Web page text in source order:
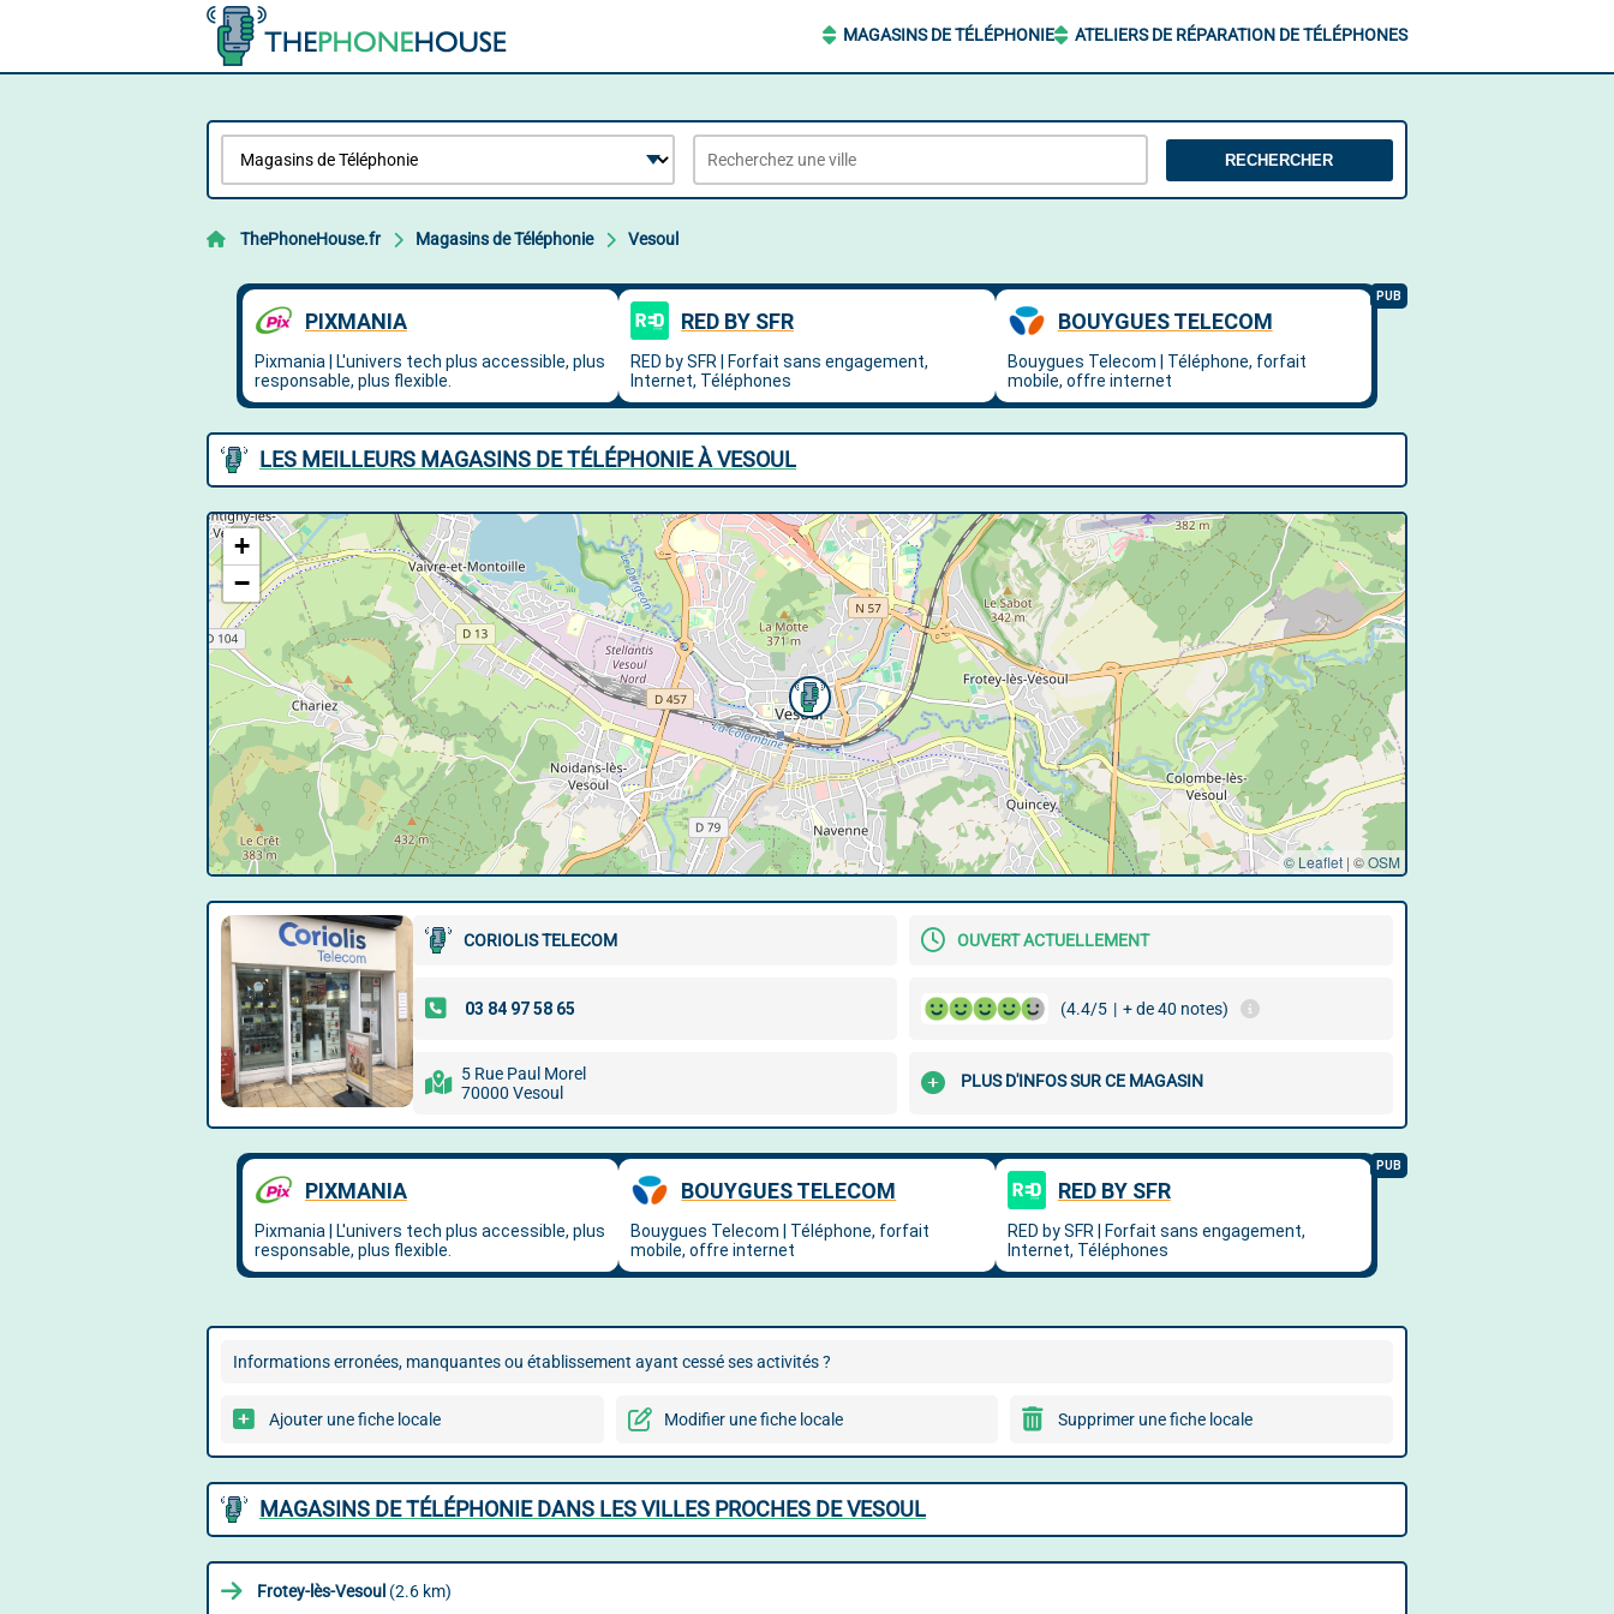
MAGASINS DE TÉLÉPHONIE ATELIERS DE RÉPARATION DE TÉLÉPHONES
RECHERCHER
ThePhoneHouse.fr Magasins de Téléphonie Vesoul
LES MEILLEURS MAGASINS DE TÉLÉPHONIE À VESOUL
+
−
© Leaflet |©OSM
CORIOLIS TELECOM OUVERT ACTUELLEMENT
(4.4/5 | + de 40 notes)
5 Rue Paul Morel
70000 Vesoul
PLUS D'INFOS SUR CE MAGASIN
Informations erronées, manquantes ou établissement ayant cessé ses activités ?
Ajouter une fiche locale Modifier une fiche locale Supprimer une fiche locale
MAGASINS DE TÉLÉPHONIE DANS LES VILLES PROCHES DE VESOUL
Frotey-lès-Vesoul (2.6 km)